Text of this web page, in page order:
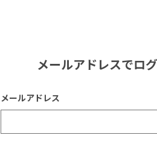
メールアドレスでロ
メールアドレス